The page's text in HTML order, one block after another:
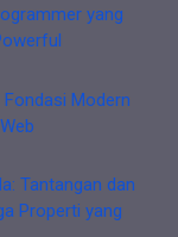
yang
Fondasi Modern
Tantangan dan
Properti yang